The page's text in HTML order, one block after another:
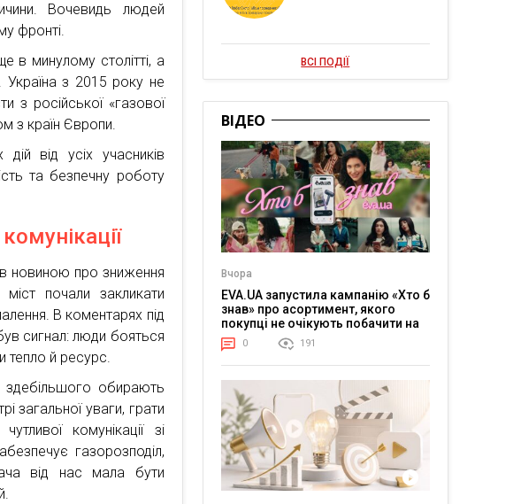
Вочевидь людей
фронті.
в минулому столітті, а
Україна з 2015 року не
з російської «газової
з країн Європи.
від усіх учасників
та безпечну роботу
новиною про зниження
почали закликати
В коментарях під
сигнал: люди бояться
тепло й ресурс.
здебільшого обирають
загальної уваги, грати
комунікації зі
газорозподіл,
від нас мала бути
ВСІ ПОДІЇ
ВІДЕО
Вчора
EVA.UA запустила кампанію «Хто б
знав» про асортимент, якого
покупці не очікують побачити на
платформі
0 191